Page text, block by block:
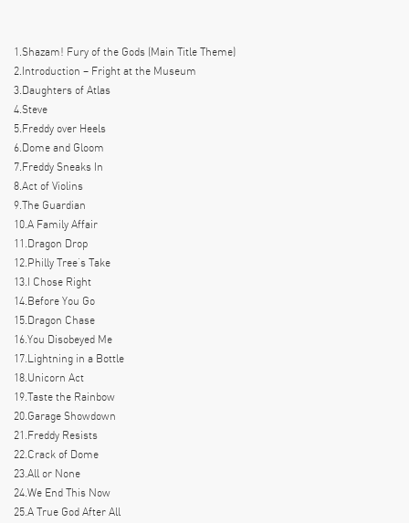
1.Shazam! Fury of the Gods (Main Title Theme)
2.Introduction – Fright at the Museum
3.Daughters of Atlas
4.Steve
5.Freddy over Heels
6.Dome and Gloom
7.Freddy Sneaks In
8.Act of Violins
9.The Guardian
10.A Family Affair
11.Dragon Drop
12.Philly Tree’s Take
13.I Chose Right
14.Before You Go
15.Dragon Chase
16.You Disobeyed Me
17.Lightning in a Bottle
18.Unicorn Act
19.Taste the Rainbow
20.Garage Showdown
21.Freddy Resists
22.Crack of Dome
23.All or None
24.We End This Now
25.A True God After All